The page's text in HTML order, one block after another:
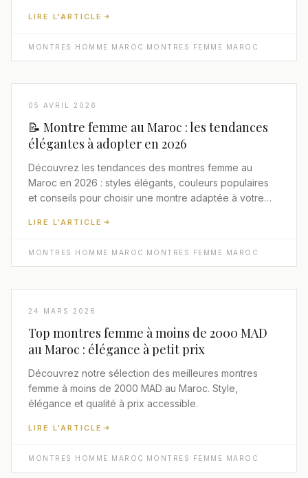
LIRE L'ARTICLE
MONTRES HOMME MAROC MONTRES FEMME MAROC
05 AVRIL 2026
📝 Montre femme au Maroc : les tendances
élégantes à adopter en 2026
Découvrez les tendances des montres femme au
Maroc en 2026 : styles élégants, couleurs populaires
et conseils pour choisir une montre adaptée à votre
LIRE L'ARTICLE
MONTRES HOMME MAROC MONTRES FEMME MAROC
24 MARS 2026
Top montres femme à moins de 2000 MAD
au Maroc : élégance à petit prix
Découvrez notre sélection des meilleures montres
femme à moins de 2000 MAD au Maroc. Style,
élégance et qualité à prix accessible.
LIRE L'ARTICLE
MONTRES HOMME MAROC MONTRES FEMME MAROC